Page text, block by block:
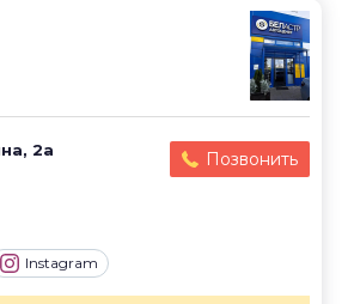
2а
Позвонить
Instagram